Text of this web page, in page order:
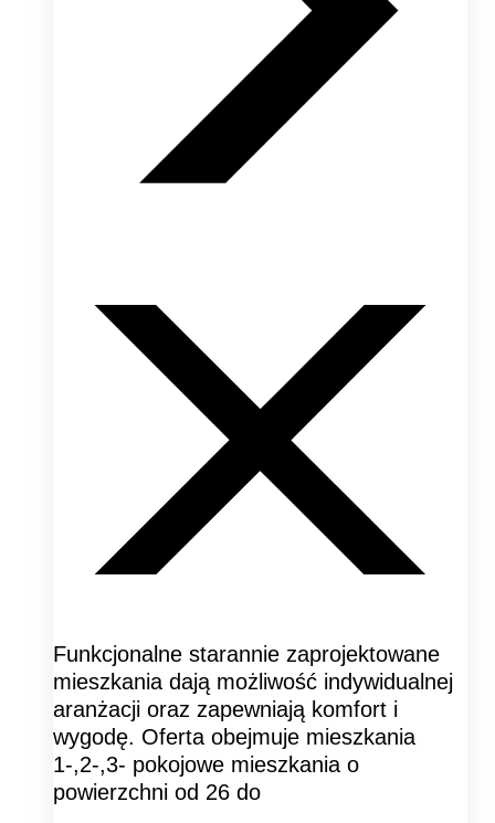
Funkcjonalne starannie zaprojektowane
mieszkania dają możliwość indywidualnej
aranżacji oraz zapewniają komfort i
wygodę. Oferta obejmuje mieszkania
1-,2-,3- pokojowe mieszkania o
powierzchni od 26 do